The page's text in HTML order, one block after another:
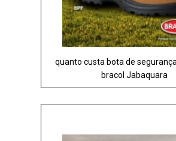
quanto custa bota de
bracol Jabaquara